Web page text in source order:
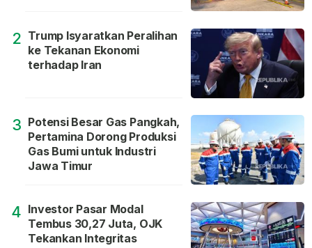
2 Trump Isyaratkan Peralihan
ke Tekanan Ekonomi
terhadap Iran
3 Potensi Besar Gas Pangkah,
Pertamina Dorong Produksi
Gas Bumi untuk Industri
Jawa Timur
4 Investor Pasar Modal
Tembus 30,27 Juta, OJK
Tekankan Integritas